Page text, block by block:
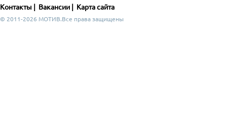
Контакты Вакансии Карта сайта
© 2011-2026 МОТИВ.Все права защищены